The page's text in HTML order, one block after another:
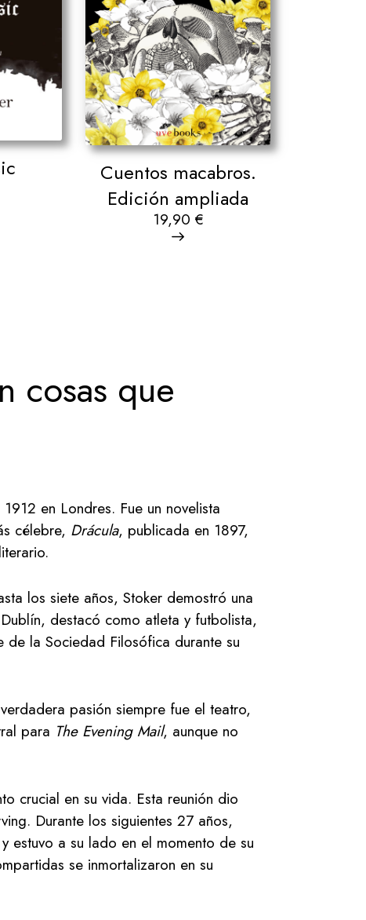
Cuentos macabros.
Edición ampliada
19,90 €
cosas que
en Londres. Fue un novelista
célebre, Drácula, publicada en 1897,
los siete años, Stoker demostró una
destacó como atleta y futbolista,
de la Sociedad Filosófica durante su
pasión siempre fue el teatro,
para The Evening Mail, aunque no
crucial en su vida. Esta reunión dio
Durante los siguientes 27 años,
estuvo a su lado en el momento de su
se inmortalizaron en su